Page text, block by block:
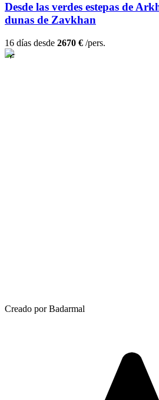
Desde las verdes estepas de
dunas de Zavkhan
16 días desde 2670 € /pers.
Creado por Badarmal